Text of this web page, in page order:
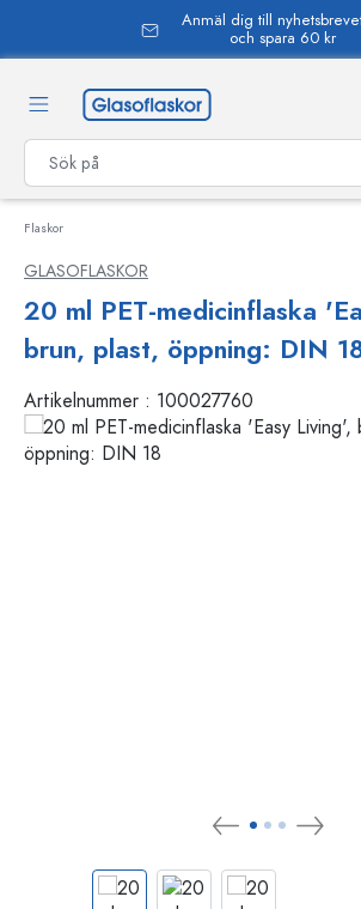
Anmäl dig till
och spara 60 kr
Flaskor
GLASOFLASKOR
20 ml PET-medicinflaska
brun, plast, öppning: DIN
Artikelnummer : 100027760